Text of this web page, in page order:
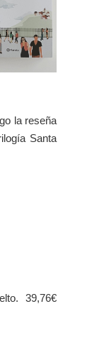
la reseña
Santa
39,76€